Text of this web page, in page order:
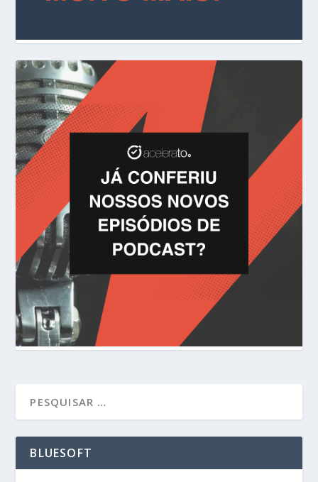
BLUESOFT